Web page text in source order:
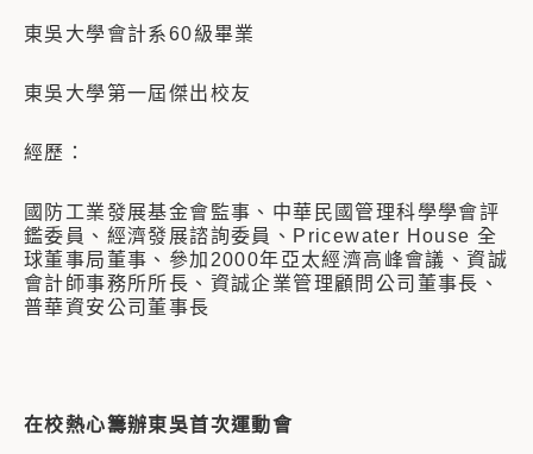
東吳大學會計系60級畢業
東吳大學第一屆傑出校友
經歷：
國防工業發展基金會監事、中華民國管理科學學會評
鑑委員、經濟發展諮詢委員、Pricewater House 全
球董事局董事、參加2000年亞太經濟高峰會議、資誠
會計師事務所所長、資誠企業管理顧問公司董事長、
普華資安公司董事長
在校熱心籌辦東吳首次運動會